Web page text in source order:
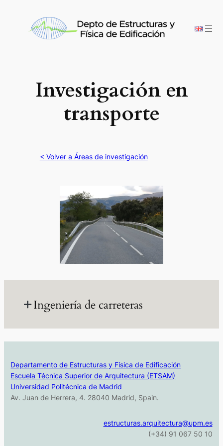
contenido
Investigación en
transporte
< Volver a Áreas de investigación
Ingeniería de carreteras
Determinación del eje teórico de la
carretera. Consistencia del diseño
coordinación planta – alzado. Visibilidad en
Departamento de Estructuras y Física de Edificación
Escuela Técnica Superior de Arquitectura (ETSAM)
Universidad Politécnica de Madrid
Av. Juan de Herrera, 4. 28040 Madrid, Spain.
estructuras.arquitectura@upm.es
(+34) 91 067 50 10